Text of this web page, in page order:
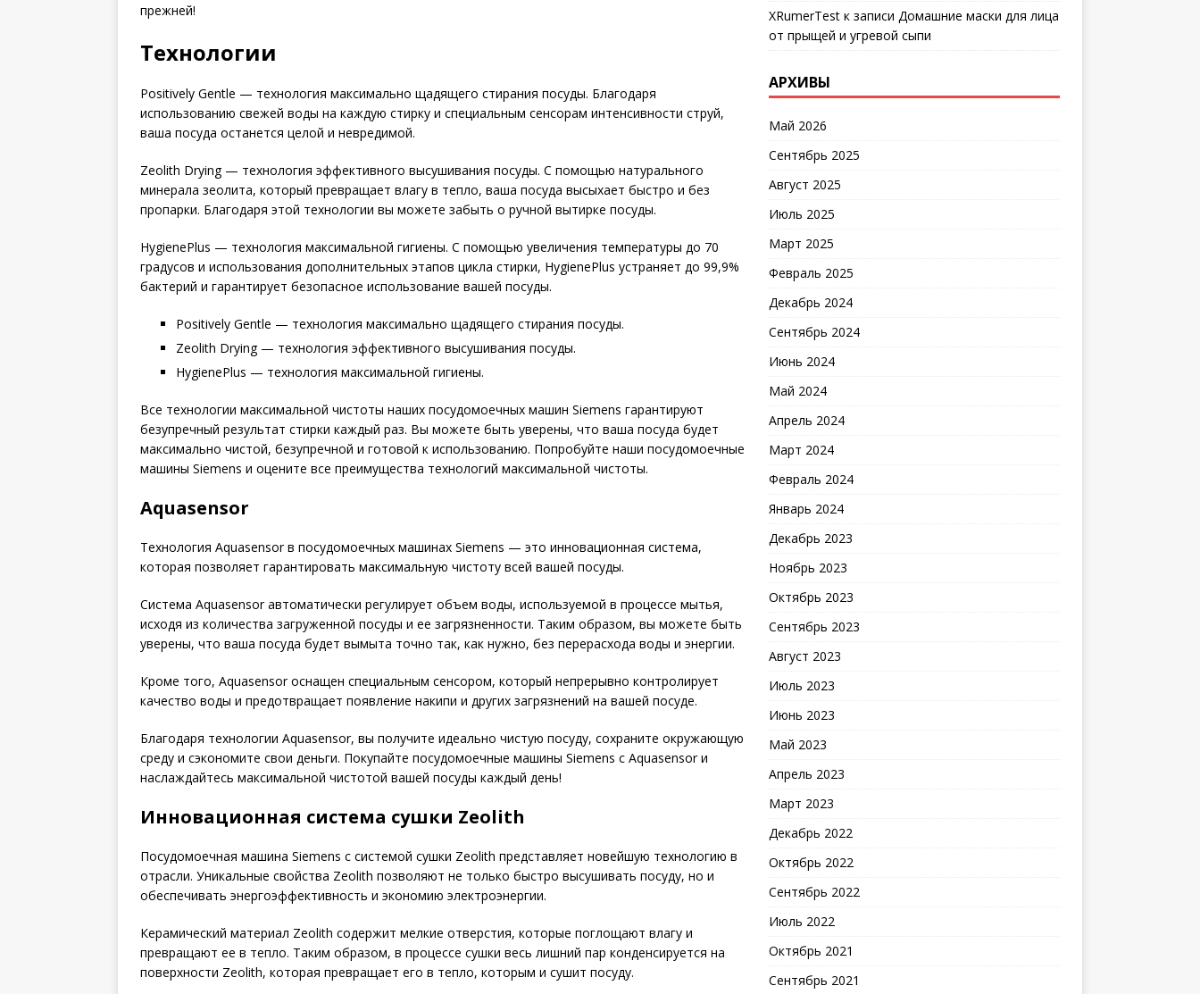
прежней!
Технологии
Positively Gentle — технология максимально щадящего стирания посуды. Благодаря
использованию свежей воды на каждую стирку и специальным сенсорам интенсивности струй,
ваша посуда останется целой и невредимой.
Zeolith Drying — технология эффективного высушивания посуды. С помощью натурального
минерала зеолита, который превращает влагу в тепло, ваша посуда высыхает быстро и без
пропарки. Благодаря этой технологии вы можете забыть о ручной вытирке посуды.
HygienePlus — технология максимальной гигиены. С помощью увеличения температуры до 70
градусов и использования дополнительных этапов цикла стирки, HygienePlus устраняет до 99,9%
бактерий и гарантирует безопасное использование вашей посуды.
Positively Gentle — технология максимально щадящего стирания посуды.
Zeolith Drying — технология эффективного высушивания посуды.
HygienePlus — технология максимальной гигиены.
Все технологии максимальной чистоты наших посудомоечных машин Siemens гарантируют
безупречный результат стирки каждый раз. Вы можете быть уверены, что ваша посуда будет
максимально чистой, безупречной и готовой к использованию. Попробуйте наши посудомоечные
машины Siemens и оцените все преимущества технологий максимальной чистоты.
Aquasensor
Технология Aquasensor в посудомоечных машинах Siemens — это инновационная система,
которая позволяет гарантировать максимальную чистоту всей вашей посуды.
Система Aquasensor автоматически регулирует объем воды, используемой в процессе мытья,
исходя из количества загруженной посуды и ее загрязненности. Таким образом, вы можете быть
уверены, что ваша посуда будет вымыта точно так, как нужно, без перерасхода воды и энергии.
Кроме того, Aquasensor оснащен специальным сенсором, который непрерывно контролирует
качество воды и предотвращает появление накипи и других загрязнений на вашей посуде.
Благодаря технологии Aquasensor, вы получите идеально чистую посуду, сохраните окружающую
среду и сэкономите свои деньги. Покупайте посудомоечные машины Siemens с Aquasensor и
наслаждайтесь максимальной чистотой вашей посуды каждый день!
Инновационная система сушки Zeolith
Посудомоечная машина Siemens с системой сушки Zeolith представляет новейшую технологию в
отрасли. Уникальные свойства Zeolith позволяют не только быстро высушивать посуду, но и
обеспечивать энергоэффективность и экономию электроэнергии.
Керамический материал Zeolith содержит мелкие отверстия, которые поглощают влагу и
превращают ее в тепло. Таким образом, в процессе сушки весь лишний пар конденсируется на
поверхности Zeolith, которая превращает его в тепло, которым и сушит посуду.
XRumerTestк записи Домашние маски для лица
от прыщей и угревой сыпи
АРХИВЫ
Май 2026
Сентябрь 2025
Август 2025
Июль 2025
Март 2025
Февраль 2025
Декабрь 2024
Сентябрь 2024
Июнь 2024
Май 2024
Апрель 2024
Март 2024
Февраль 2024
Январь 2024
Декабрь 2023
Ноябрь 2023
Октябрь 2023
Сентябрь 2023
Август 2023
Июль 2023
Июнь 2023
Май 2023
Апрель 2023
Март 2023
Декабрь 2022
Октябрь 2022
Сентябрь 2022
Июль 2022
Октябрь 2021
Сентябрь 2021